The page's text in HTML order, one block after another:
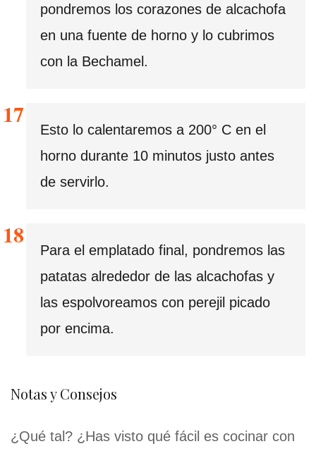
pondremos los corazones de alcachofa
en una fuente de horno y lo cubrimos
con la Bechamel.
Esto lo calentaremos a 200° C en el
horno durante 10 minutos justo antes
de servirlo.
Para el emplatado final, pondremos las
patatas alrededor de las alcachofas y
las espolvoreamos con perejil picado
por encima.
Notas y Consejos
¿Qué tal? ¿Has visto qué fácil es cocinar con